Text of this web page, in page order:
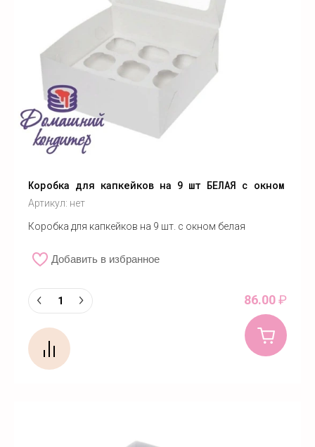
Коробка для капкейков на 9 шт БЕЛАЯ с окном
Артикул: нет
Коробка для капкейков на 9 шт. с окном белая
Добавить в избранное
86.00₽